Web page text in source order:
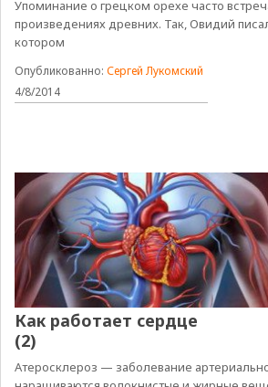
Упоминание о грецком орехе часто
произведениях древних. Так, Овидий
котором
Опубликованно:Сергей Лукомский
4/8/2014
Как работает сердце
(2)
Атеросклероз — заболевание